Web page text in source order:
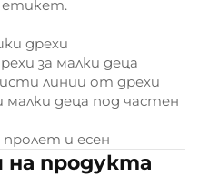
етикет.
дрехи
за малки деца
линии от дрехи
малки деца под частен
пролет и есен
продукта